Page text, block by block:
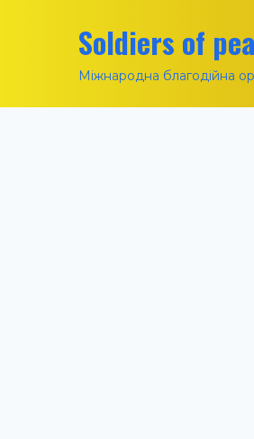
Soldiers of
Міжнародна благодійна